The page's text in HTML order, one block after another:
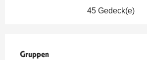
45 Gedeck(e)
Gruppen
Gruppen